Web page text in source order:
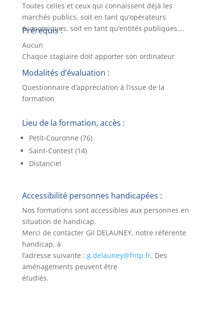
Toutes celles et ceux qui connaissent déjà les
marchés publics, soit en tant qu’opérateurs
économiques, soit en tant qu’entités publiques….
Prérequis :
Aucun
Chaque stagiaire doit apporter son ordinateur
Modalités d’évaluation :
Questionnaire d’appréciation à l’issue de la
formation
Lieu de la formation, accès :
Petit-Couronne (76)
Saint-Contest (14)
Distanciel
Accessibilité personnes handicapées :
Nos formations sont accessibles aux personnes en
situation de handicap.
Merci de contacter Gil DELAUNEY, notre référente
handicap, à
l’adresse suivante : g.delauney@fntp.fr. Des
aménagements peuvent être
étudiés.